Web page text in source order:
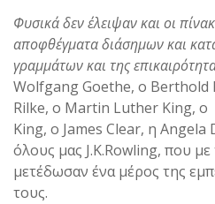
Φυσικά δεν έλειψαν και οι
αποφθέγματα διάσημων και
γραμμάτων και της
Wolfgang Goethe, ο Berthold
Rilke, ο Martin Luther King, ο
King, ο James Clear, η Angela
όλους μας J.K.Rowling, που με
μετέδωσαν ένα μέρος της
τους.